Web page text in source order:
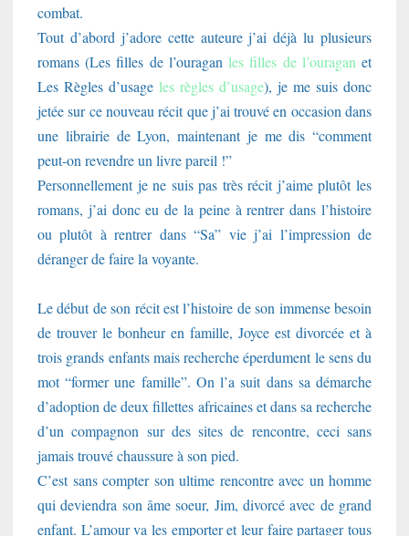
combat.
Tout d’abord j’adore cette auteure j’ai déjà lu plusieurs
romans (Les filles de l’ouraganles filles de l’ouragan et
Les Règles d’usage les règles d’usage), je me suis donc
jetée sur ce nouveau récit que j’ai trouvé en occasion dans
une librairie de Lyon, maintenant je me dis “comment
peut-on revendre un livre pareil !”
Personnellement je ne suis pas très récit j’aime plutôt les
romans, j’ai donc eu de la peine à rentrer dans l’histoire
ou plutôt à rentrer dans “Sa” vie j’ai l’impression de
déranger de faire la voyante.
Le début de son récit est l’histoire de son immense besoin
de trouver le bonheur en famille, Joyce est divorcée et à
trois grands enfants mais recherche éperdument le sens du
mot “former une famille”. On l’a suit dans sa démarche
d’adoption de deux fillettes africaines et dans sa recherche
d’un compagnon sur des sites de rencontre, ceci sans
jamais trouvé chaussure à son pied.
C’est sans compter son ultime rencontre avec un homme
qui deviendra son âme soeur, Jim, divorcé avec de grand
enfant. L’amour va les emporter et leur faire partager tous